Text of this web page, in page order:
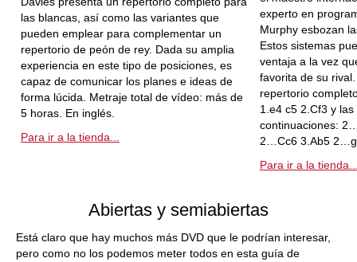
las blancas, así como las variantes que
pueden emplear para complementar un
repertorio de peón de rey. Dada su amplia
experiencia en este tipo de posiciones, es
capaz de comunicar los planes e ideas de
forma lúcida. Metraje total de vídeo: más de
5 horas. En inglés.
Para ir a la tienda...
experto en
Murphy esbozan
Estos sistemas
ventaja a la vez
favorita de su
repertorio
1.e4 c5 2.Cf3 y
continuaciones:
2…Cc6 3.Ab5
Para ir a la
Abiertas y semiabiertas
Está claro que hay muchos más DVD que le podrían interesar,
pero como no los podemos meter todos en esta guía de